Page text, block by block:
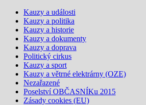
Kauzy a události
Kauzy a politika
Kauzy a historie
Kauzy a dokumenty
Kauzy a doprava
Politický cirkus
Kauzy a sport
Kauzy a větrné elektrárny (OZE)
Nezařazené
Poselství OBČASNÍKu 2015
Zásady cookies (EU)